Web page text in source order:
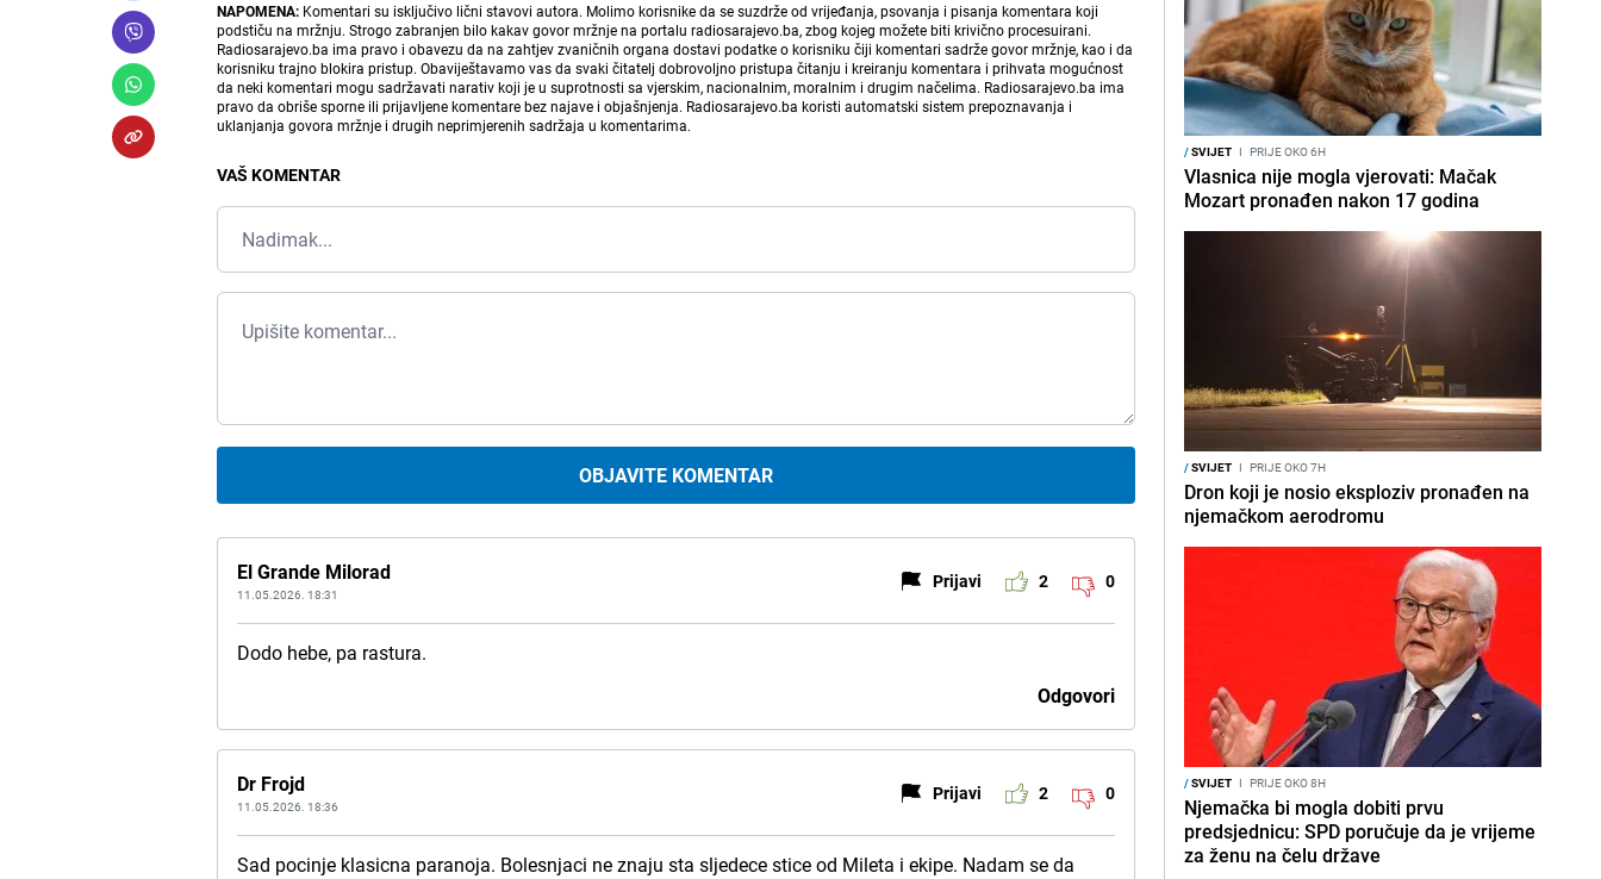
NAPOMENA: Komentari su isključivo lični stavovi autora. Molimo korisnike da se suzdrže od vrijeđanja, psovanja i pisanja komentara koji
podstiču na mržnju. Strogo zabranjen bilo kakav govor mržnje na portalu radiosarajevo.ba, zbog kojeg možete biti krivično procesuirani.
Radiosarajevo.ba ima pravo i obavezu da na zahtjev zvaničnih organa dostavi podatke o korisniku čiji komentari sadrže govor mržnje, kao i da
korisniku trajno blokira pristup. Obaviještavamo vas da svaki čitatelj dobrovoljno pristupa čitanju i kreiranju komentara i prihvata mogućnost
da neki komentari mogu sadržavati narativ koji je u suprotnosti sa vjerskim, nacionalnim, moralnim i drugim načelima. Radiosarajevo.ba ima
pravo da obriše sporne ili prijavljene komentare bez najave i objašnjenja. Radiosarajevo.ba koristi automatski sistem prepoznavanja i
uklanjanja govora mržnje i drugih neprimjerenih sadržaja u komentarima.
VAŠ KOMENTAR
OBJAVITE KOMENTAR
El Grande Milorad
11.05.2026. 18:31
Prijavi 2 0
Dodo hebe, pa rastura.
Odgovori
Dr Frojd
11.05.2026. 18:36
Prijavi 2 0
Sad pocinje klasicna paranoja. Bolesnjaci ne znaju sta sljedece stice od Mileta i ekipe. Nadam se da
/SVIJET I PRIJE OKO 6H
Vlasnica nije mogla vjerovati: Mačak
Mozart pronađen nakon 17 godina
/SVIJET I PRIJE OKO 7H
Dron koji je nosio eksploziv pronađen na
njemačkom aerodromu
/SVIJET I PRIJE OKO 8H
Njemačka bi mogla dobiti prvu
predsjednicu: SPD poručuje da je vrijeme
za ženu na čelu države